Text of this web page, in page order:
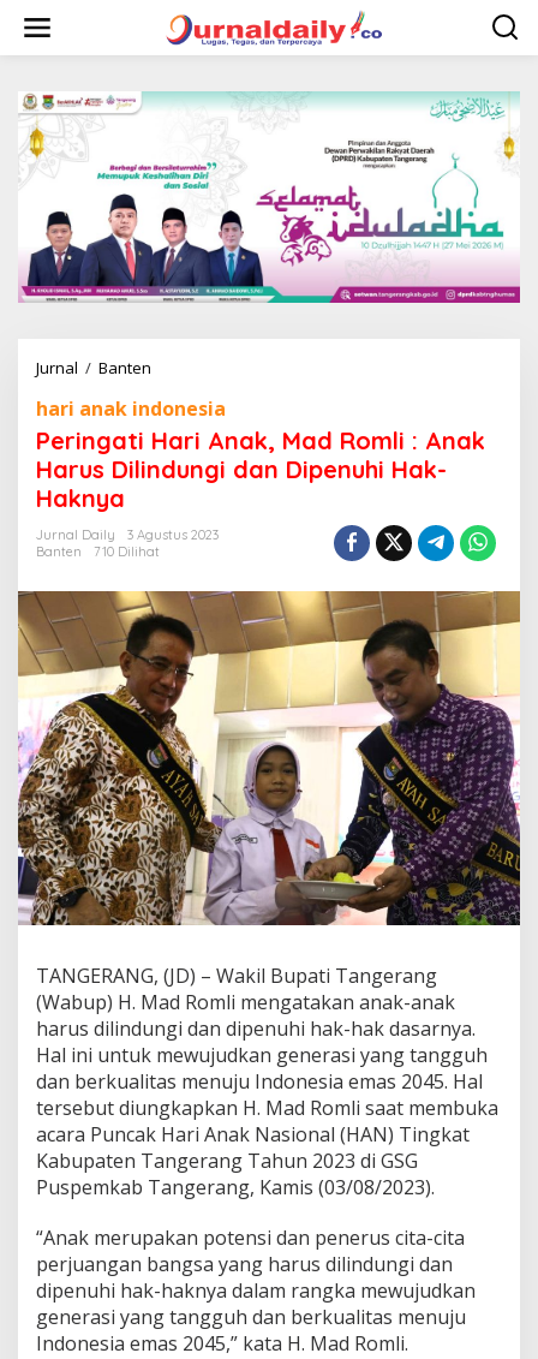
w
Jurnal / Banten
r
i
n
g
i
H
r
i
A
n
a
k
,
M
a
d
R
o
m
l
i
:
n
a
k
H
a
r
u
s
D
i
l
n
u
n
g
i
hari anak indonesia
Peringati Hari Anak, Mad Romli : Anak
Harus Dilindungi dan Dipenuhi Hak-
Haknya
Jurnal Daily
3 Agustus 2023
Banten
710 Dilihat
TANGERANG, (JD) – Wakil Bupati Tangerang
(Wabup) H. Mad Romli mengatakan anak-anak
harus dilindungi dan dipenuhi hak-hak dasarnya.
Hal ini untuk mewujudkan generasi yang tangguh
dan berkualitas menuju Indonesia emas 2045. Hal
tersebut diungkapkan H. Mad Romli saat membuka
acara Puncak Hari Anak Nasional (HAN) Tingkat
Kabupaten Tangerang Tahun 2023 di GSG
Puspemkab Tangerang, Kamis (03/08/2023).
“Anak merupakan potensi dan penerus cita-cita
perjuangan bangsa yang harus dilindungi dan
dipenuhi hak-haknya dalam rangka mewujudkan
generasi yang tangguh dan berkualitas menuju
Indonesia emas 2045,” kata H. Mad Romli.